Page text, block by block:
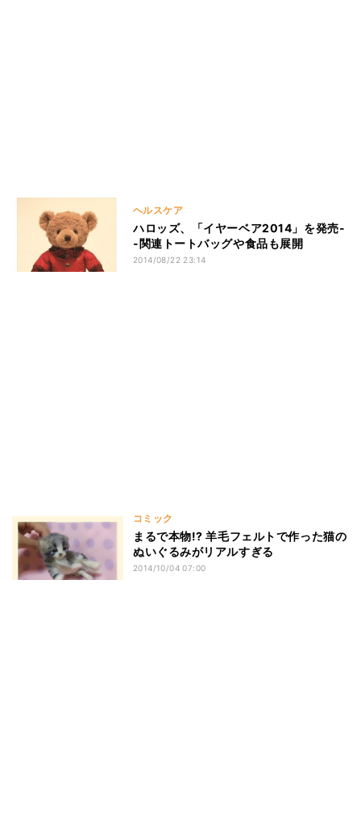
ヘルスケア
ハロッズ、「イヤーベア2014」を発売-
-関連トートバッグや食品も展開
2014/08/22 23:14
コミック
まるで本物!? 羊毛フェルトで作った猫の
ぬいぐるみがリアルすぎる
2014/10/04 07:00